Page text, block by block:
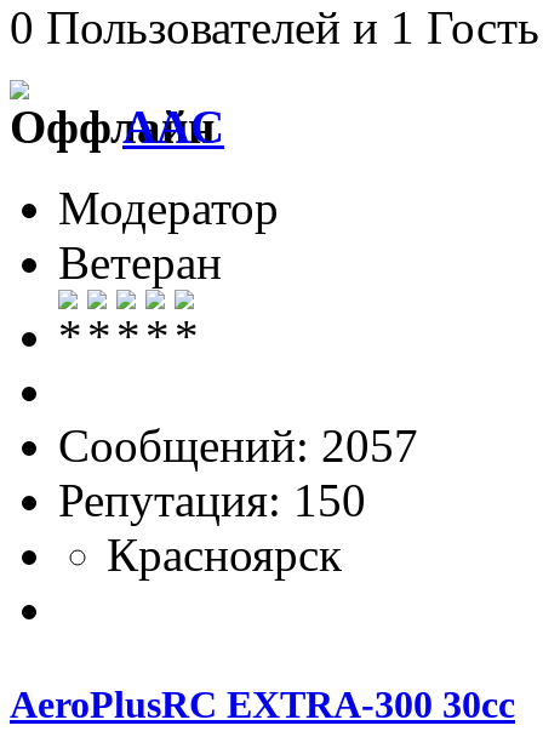
0 Пользователей и 1
AAC
Модератор
Ветеран
Сообщений: 2057
Репутация: 150
Красноярск
AeroPlusRC EXTRA-300 30cc